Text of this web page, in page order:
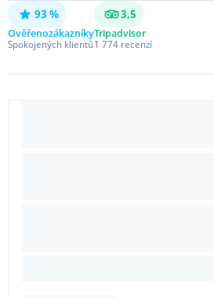
93 %
Ověřenozákazníky
Spokojených klientů
3,5
Tripadvisor
1 774 recenzí